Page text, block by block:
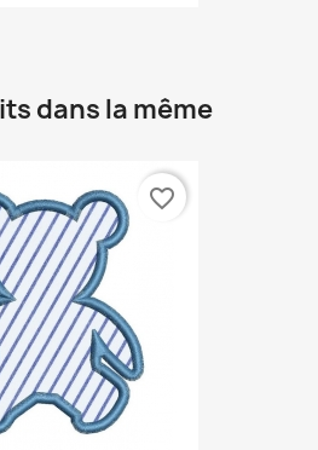
dans la même
favorite_border